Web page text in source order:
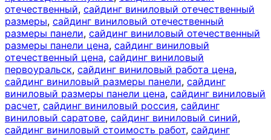
отечественный, сайдинг виниловый отечественный
размеры, сайдинг виниловый отечественный
размеры панели, сайдинг виниловый отечественный
размеры панели цена, сайдинг виниловый
отечественный цена, сайдинг виниловый
первоуральск, сайдинг виниловый работа цена,
сайдинг виниловый размеры панели, сайдинг
виниловый размеры панели цена, сайдинг виниловый
расчет, сайдинг виниловый россия, сайдинг
виниловый саратове, сайдинг виниловый синий,
сайдинг виниловый стоимость работ, сайдинг